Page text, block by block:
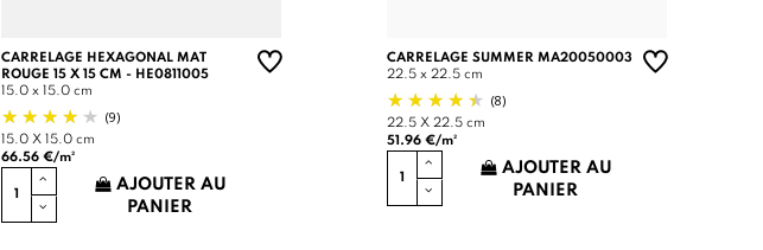
CARRELAGE HEXAGONAL MAT
ROUGE 15 X 15 CM - HE0811005
15.0 x 15.0 cm
(9)
15.0 X 15.0 cm
66.56 €/m²
AJOUTER AU
PANIER
CARRELAGE SUMMER MA20050003
22.5 x 22.5 cm
(8)
22.5 X 22.5 cm
51.96 €/m²
AJOUTER AU
PANIER